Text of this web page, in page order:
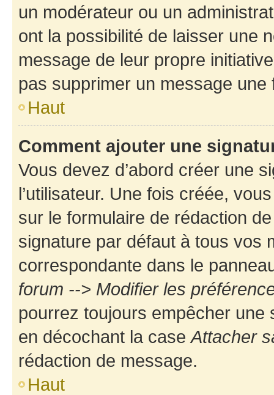
un modérateur ou un
ont la possibilité de laisser une
message de leur propre
pas supprimer un message une
Haut
Comment ajouter une
Vous devez d’abord créer une
l’utilisateur. Une fois créée,
sur le formulaire de rédaction
signature par défaut à tous vos
correspondante dans le
forum --> Modifier les
pourrez toujours empêcher une
en décochant la caseAttacher
rédaction de message.
Haut